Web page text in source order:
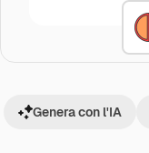
Genera con l'IA